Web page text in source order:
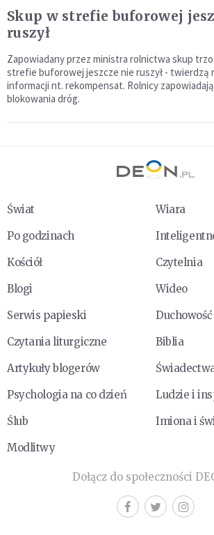
Skup w strefie buforowej
ruszył
Zapowiadany przez ministra rolnictwa skup
strefie buforowej jeszcze nie ruszył - twierdzą
informacji nt. rekompensat. Rolnicy
blokowania dróg.
Świat
Wiara
Po godzinach
Kościół
Czytelnia
Blogi
Wideo
Serwis papieski
Duchowość
Czytania liturgiczne
Biblia
Artykuły blogerów
Psychologia na co dzień
Ludzie i
Ślub
Imiona i
Modlitwy
Dołącz do społeczności